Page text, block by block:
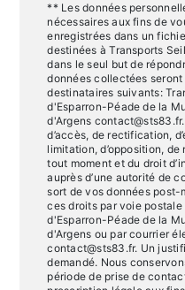
** Les données
nécessaires aux fins de
enregistrées dans un
destinées à Transports
dans le seul but de
données collectées
destinataires suivants:
d'Esparron-Péade de la
d'Argens
d’accès, de rectification,
limitation, d’opposition,
tout moment et du droit
auprès d’une autorité de
sort de vos données post-
ces droits par voie
d'Esparron-Péade de la
d'Argens ou par courrier
contact@sts83.fr. Un
demandé. Nous
période de prise de